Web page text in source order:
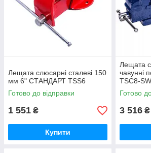
Лещата слюсарні сталеві 150
мм 6" СТАНДАРТ TSS6
Готово до відправки
1 551 ₴
Купити
Лещата
чавунні
TSC8-SW
Готово
3 516 ₴